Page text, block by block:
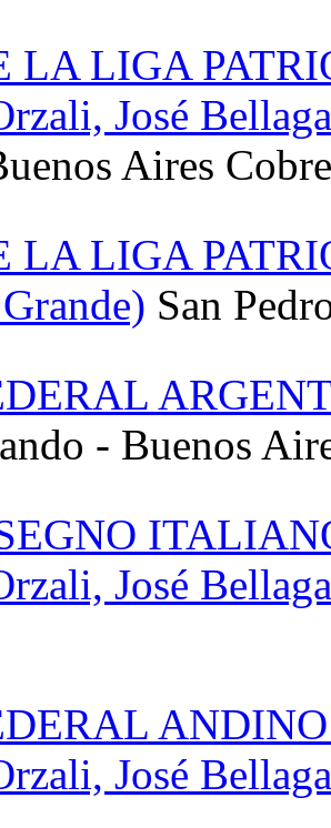
LA LIGA
José
Aires Cobre
LA LIGA
San
- Buenos
José
José